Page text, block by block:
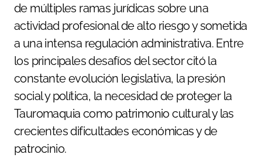
de múltiples ramas jurídicas sobre una
actividad profesional de alto riesgo y sometida
a una intensa regulación administrativa. Entre
los principales desafíos del sector citó la
constante evolución legislativa, la presión
social y política, la necesidad de proteger la
Tauromaquia como patrimonio cultural y las
crecientes dificultades económicas y de
patrocinio.